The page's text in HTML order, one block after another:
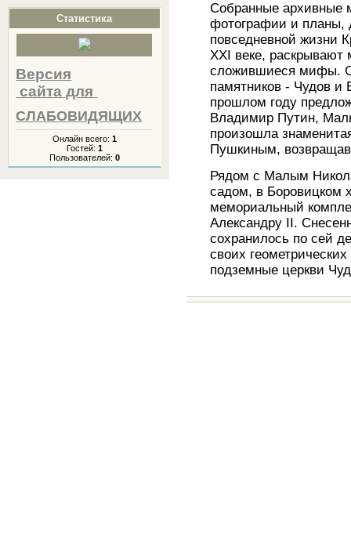
Статистика
Версия
сайта для
СЛАБОВИДЯЩИХ
Онлайн всего: 1
Гостей: 1
Пользователей: 0
Собранные архивные
фотографии и планы,
повседневной жизни
XXI веке, раскрывают
сложившиеся мифы.
памятников - Чудов и
прошлом году
Владимир Путин,
произошла
Пушкиным,
Рядом с Малым
садом, в Боровицком
мемориальный
Александру II.
сохранилось по сей
своих
подземные церкви